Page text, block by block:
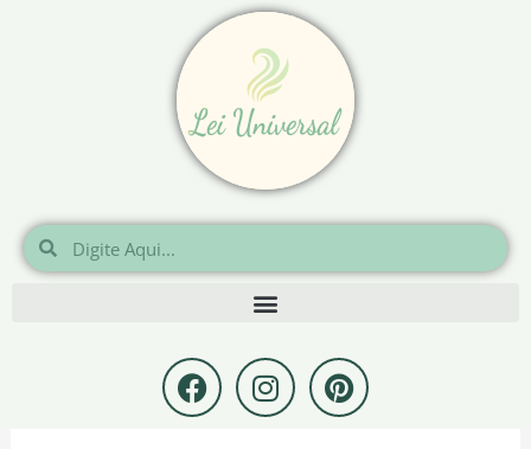
Pesquisar
Pesquisar
F
a
c
I
n
s
P
i
n